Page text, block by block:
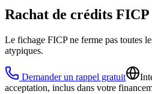
Rachat de crédits FICP
Le fichage FICP ne ferme pas toutes
atypiques.
Demander un rappel gratuit
acceptation, inclus dans votre